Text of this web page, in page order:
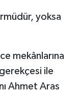
yoksa
mekânlarına
ile
Ahmet Aras